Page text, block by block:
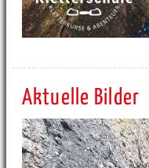
Aktuelle Bilder